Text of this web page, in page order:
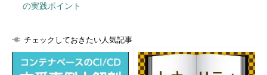
の実践ポイント
チェックしておきたい人気記事